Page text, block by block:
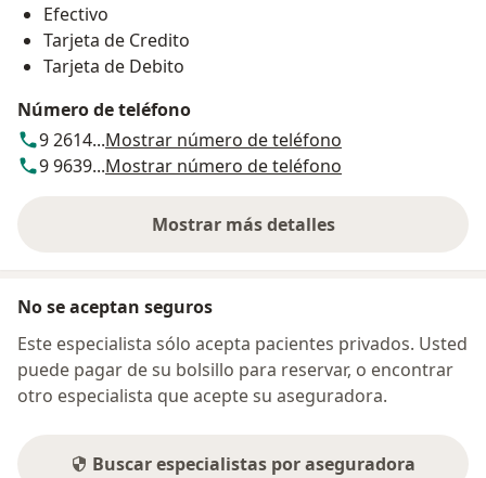
Efectivo
Tarjeta de Credito
Tarjeta de Debito
Número de teléfono
9 2614...Mostrar número de teléfono
9 9639...Mostrar número de teléfono
Mostrar más detalles
sobre la dirección
No se aceptan seguros
Este especialista sólo acepta pacientes privados. Usted
puede pagar de su bolsillo para reservar, o encontrar
otro especialista que acepte su aseguradora.
Buscar especialistas por aseguradora